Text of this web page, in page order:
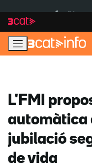
navegació
principal
contingut
L'FMI
automàtica
jubilació
de vida